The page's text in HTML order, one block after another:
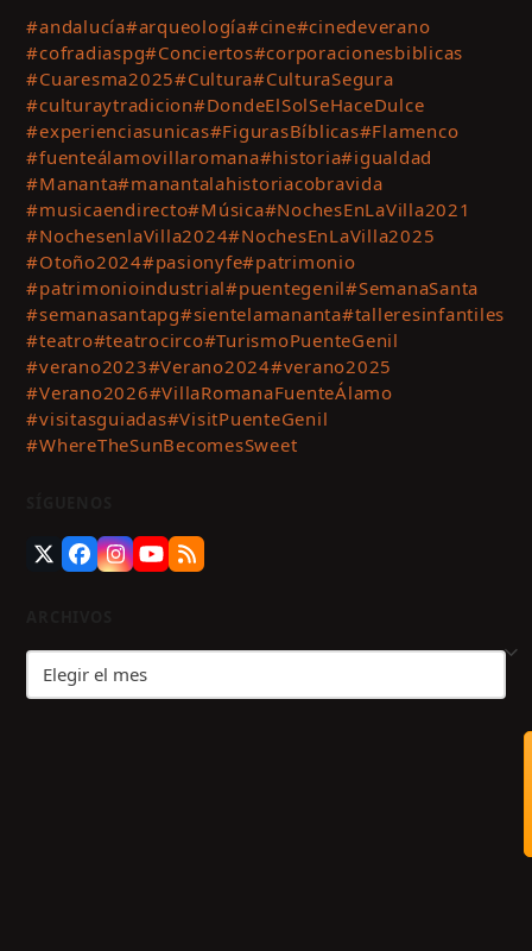
#andalucía#arqueología#cine#cinedeverano
#cofradiaspg#Conciertos#corporacionesbiblicas
#Cuaresma2025#Cultura#CulturaSegura
#culturaytradicion#DondeElSolSeHaceDulce
#experienciasunicas#FigurasBíblicas#Flamenco
#fuenteálamovillaromana#historia#igualdad
#Mananta#manantalahistoriacobravida
#musicaendirecto#Música#NochesEnLaVilla2021
#NochesenlaVilla2024#NochesEnLaVilla2025
#Otoño2024#pasionyfe#patrimonio
#patrimonioindustrial#puentegenil#SemanaSanta
#semanasantapg#sientelamananta#talleresinfantiles
#teatro#teatrocirco#TurismoPuenteGenil
#verano2023#Verano2024#verano2025
#Verano2026#VillaRomanaFuenteÁlamo
#visitasguiadas#VisitPuenteGenil
#WhereTheSunBecomesSweet
TwitterFacebook
Instagram
YouTube
RSS
Archivos